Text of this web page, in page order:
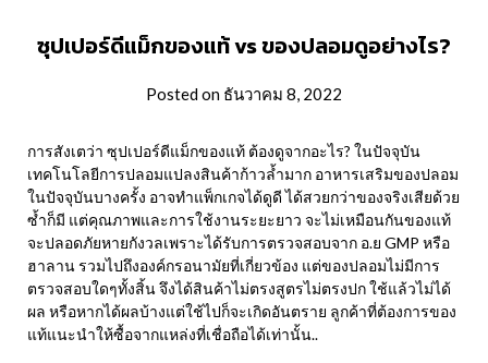
ซุปเปอร์ดีแม็กของแท้ vs ของปลอมดูอย่างไร?
Posted on ธันวาคม 8, 2022
การสังเตว่า ซุปเปอร์ดีแม็กของแท้ ต้องดูจากอะไร? ในปัจจุบัน
เทคโนโลยีการปลอมแปลงสินค้าก้าวล้ำมาก อาหารเสริมของปลอม
ในปัจจุบันบางครั้ง อาจทำแพ็กเกจได้ดูดี ได้สวยกว่าของจริงเสียด้วย
ซ้ำก็มี แต่คุณภาพและการใช้งานระยะยาว จะไม่เหมือนกันของแท้
จะปลอดภัยหายกังวลเพราะได้รับการตรวจสอบจาก อ.ย GMP หรือ
ฮาลาน รวมไปถึงองค์กรอนามัยที่เกี่ยวข้อง แต่ของปลอมไม่มีการ
ตรวจสอบใดๆทั้งสิ้น จึงได้สินค้าไม่ตรงสูตรไม่ตรงปก ใช้แล้วไม่ได้
ผล หรือหากได้ผลบ้างแต่ใช้ไปก็จะเกิดอันตราย ลูกค้าที่ต้องการของ
แท้แนะนำให้ซื้อจากแหล่งที่เชื่อถือได้เท่านั้น..